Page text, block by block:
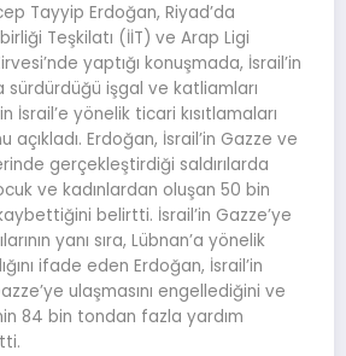
Tayyip Erdoğan, Riyad’da
Teşkilatı (İİT) ve Arap Ligi
yaptığı konuşmada, İsrail’in
sürdürdüğü işgal ve katliamları
İsrail’e yönelik ticari kısıtlamaları
Erdoğan, İsrail’in Gazze ve
gerçekleştirdiği saldırılarda
ve kadınlardan oluşan 50 bin
belirtti. İsrail’in Gazze’ye
yanı sıra, Lübnan’a yönelik
ifade eden Erdoğan, İsrail’in
ulaşmasını engellediğini ve
84 bin tondan fazla yardım